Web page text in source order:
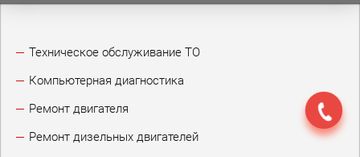
Техническое обслуживание ТО
Компьютерная диагностика
Ремонт двигателя
Ремонт дизельных двигателей